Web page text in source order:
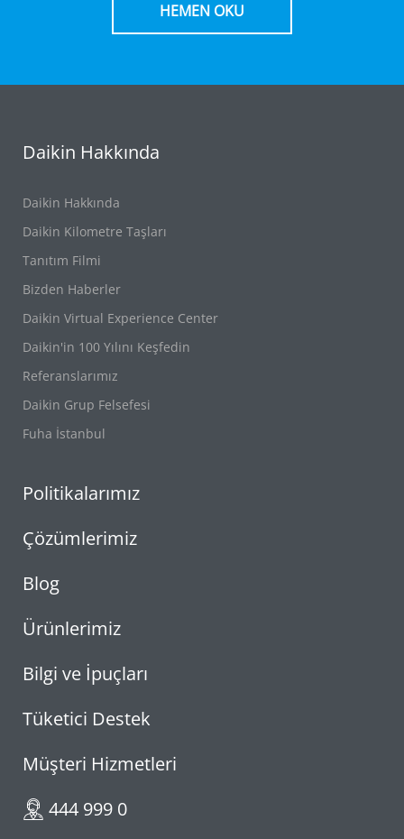
HEMEN OKU
Daikin Hakkında
Daikin Hakkında
Daikin Kilometre Taşları
Tanıtım Filmi
Bizden Haberler
Daikin Virtual Experience Center
Daikin'in 100 Yılını Keşfedin
Referanslarımız
Daikin Grup Felsefesi
Fuha İstanbul
Politikalarımız
Çözümlerimiz
Blog
Ürünlerimiz
Bilgi ve İpuçları
Tüketici Destek
Müşteri Hizmetleri
444 999 0